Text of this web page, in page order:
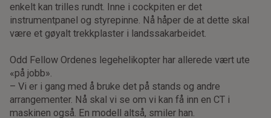
enkelt kan trilles rundt. Inne i cockpiten er det
instrumentpanel og styrepinne. Nå håper de at dette skal
være et gøyalt trekkplaster i landssakarbeidet.
Odd Fellow Ordenes legehelikopter har allerede vært ute
«på jobb».
– Vi er i gang med å bruke det på stands og andre
arrangementer. Nå skal vi se om vi kan få inn en CT i
maskinen også. En modell altså, smiler han.